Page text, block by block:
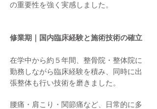
の重要性を強く実感しました。
修業期｜国内臨床経験と施術技術の確立
在学中から約５年間、整骨院・整体院に
勤務しながら臨床経験を積み、同時に出
張整体も行い技術を磨きました。
腰痛・肩こり・関節痛など、日常的に多